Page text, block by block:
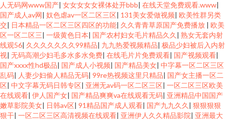
人无码网www国产| 女女女女女裸体处开bbb| 在线天堂免费观看.www|
国产成人av网| 奴色虐av一区二区三区| 131美女爱做视频| 欧美性群另类
交| 日本精品一区二区三区四区的功能| 久久青青草原国产免费播放 | 欧美
区一区二区三| 一级黄色日本| 国产农村妇女毛片精品久久 | 熟女无套内射
线观56| 久久久久久久久99精品| 九九热爱视频精品| 极品少妇被后入内射
视| 无码高潮少妇毛多水多水免费| 在线毛片片免费观看| 国产视频观看|
国产xxxx性hd极品| 国产成人小视频| 国产精品美女| 中字幕一区二区三区
乱码| 人妻少妇偷人精品无码| 99re热视频这里只精品| 国产女主播一区二
区| 中文字幕无码日韩专区| 亚洲无av码一区二区三区| 一区二区三区欧美
在线观看| 伊人国产女| 国产精品爽爽va在线观看无码| 亚洲精品中国国产
嫩草影院美女| 日韩av区| 91精品国产成人观看| 国产九九久久 | 狠狠狠狠
狠干| 一区二区三区高清视频在线观看| 亚洲伊人久久精品影院| 亚洲最大